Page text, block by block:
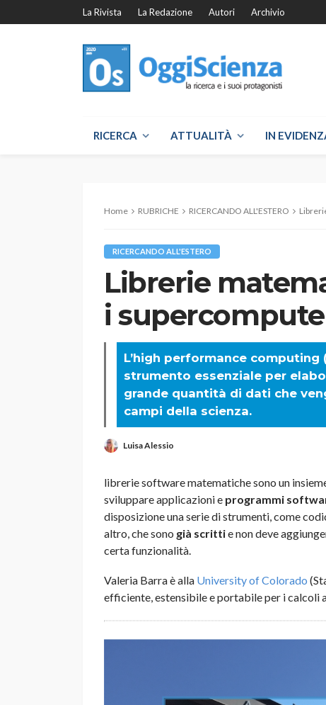
La Rivista La Redazione Autori Archivio
RICERCA ATTUALITÀ IN
Home RUBRICHE RICERCANDO ALL'ESTERO
RICERCANDO ALL'ESTERO
Librerie
i
L’high performance
strumento essenziale per
grande quantità di dati che
campi della scienza.
Luisa Alessio
librerie software matematiche sono un
sviluppare applicazioni e programmi
disposizione una serie di strumenti, come
altro, che sono già scrittie non deve
certa funzionalità.
Valeria Barra è alla University of Colorado
efficiente, estensibile e portabile per i calcoli